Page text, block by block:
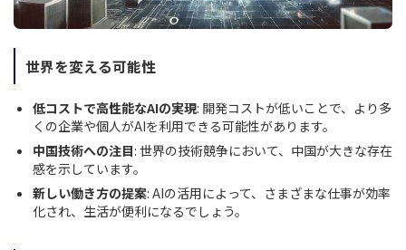
世界を変える可能性
低コストで高性能なAIの実現: 開発コストが低いことで、より多
くの企業や個人がAIを利用できる可能性があります。
中国技術への注目: 世界の技術競争において、中国が大きな存在
感を示しています。
新しい働き方の提案: AIの活用によって、さまざまな仕事が効率
化され、生活が便利になるでしょう。